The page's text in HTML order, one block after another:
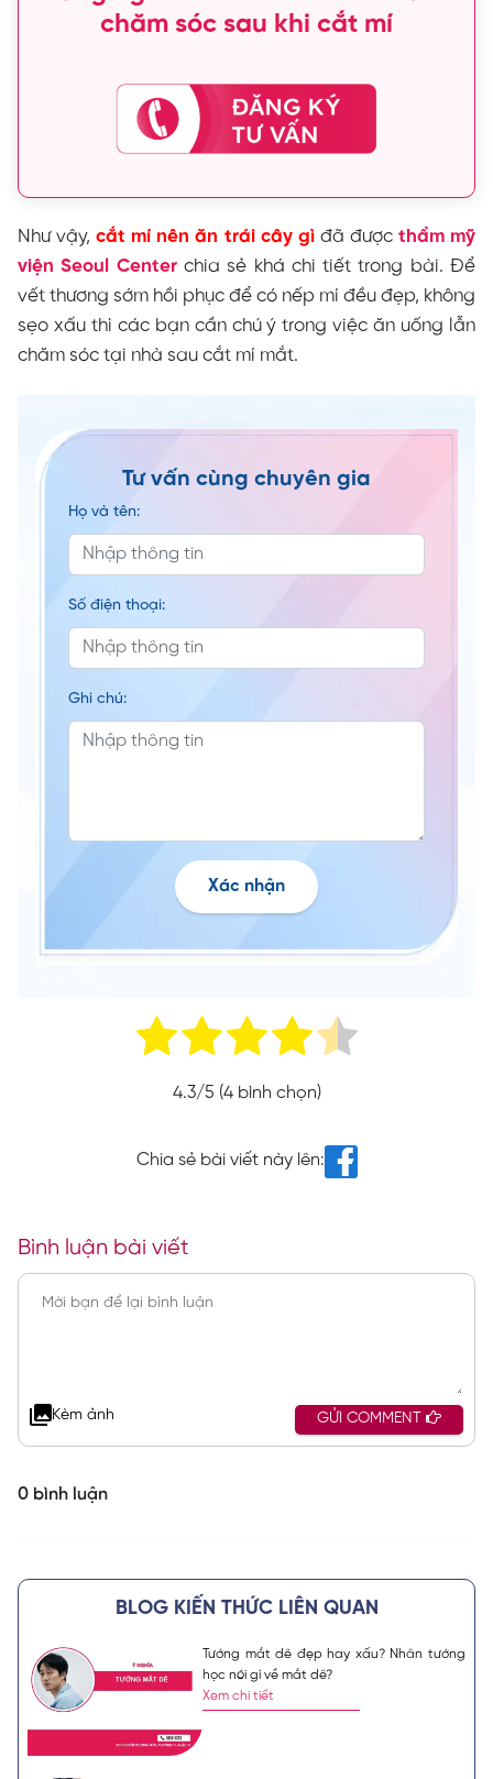
chăm sóc sau khi cắt mí
Như vậy,cắt mí nên ăn trái cây gìđã được thẩm mỹ
viện Seoul Centerchia sẻ khá chi tiết trong bài. Để
vết thương sớm hồi phục để có nếp mí đều đẹp, không
sẹo xấu thì các bạn cần chú ý trong việc ăn uống lẫn
chăm sóc tại nhà sau cắt mí mắt.
Tư vấn cùng chuyên gia
Họ và tên:
Số điện thoại:
Ghi chú:
Xác nhận
4.3/5 (4bình chọn)
Chia sẻ bài viết này lên:
Bình luận bài viết
Kèm ảnh GỬI COMMENT
0 bình luận
BLOG KIẾN THỨC LIÊN QUAN
Tướng mắt dê đẹp hay xấu? Nhân tướng
học nói gì về mắt dê?
Xem chi tiết